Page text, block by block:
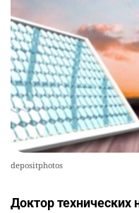
depositphotos
Доктор технических